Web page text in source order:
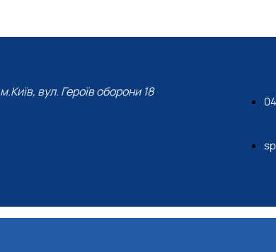
м.Київ, вул. Героїв оборони 18